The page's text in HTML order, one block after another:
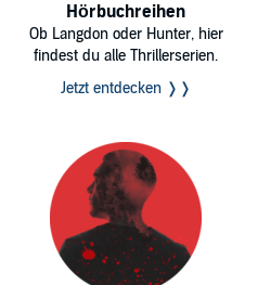
Hörbuchreihen
Ob Langdon oder Hunter, hier
findest du alle Thrillerserien.
Jetzt entdecken ❭❭